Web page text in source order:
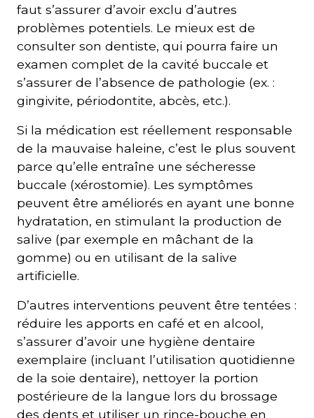
faut s’assurer d’avoir exclu d’autres
problèmes potentiels. Le mieux est de
consulter son dentiste, qui pourra faire un
examen complet de la cavité buccale et
s’assurer de l’absence de pathologie (ex. :
gingivite, périodontite, abcès, etc.).
Si la médication est réellement responsable
de la mauvaise haleine, c’est le plus souvent
parce qu’elle entraîne une sécheresse
buccale (xérostomie). Les symptômes
peuvent être améliorés en ayant une bonne
hydratation, en stimulant la production de
salive (par exemple en mâchant de la
gomme) ou en utilisant de la salive
artificielle.
D’autres interventions peuvent être tentées :
réduire les apports en café et en alcool,
s’assurer d’avoir une hygiène dentaire
exemplaire (incluant l’utilisation quotidienne
de la soie dentaire), nettoyer la portion
postérieure de la langue lors du brossage
des dents et utiliser un rince-bouche en